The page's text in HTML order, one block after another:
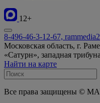
12+
8-496-46-3-12-67,
Московская область, г.
«Сатурн», западная
Найти на карте
Все права защищены ©